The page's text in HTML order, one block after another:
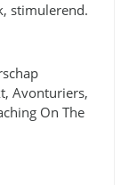
stimulerend.
Avonturiers,
On The